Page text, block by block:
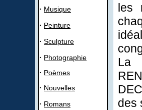
· Musique
· Peinture
· Sculpture
· Photographie
· Poèmes
· Nouvelles
· Romans
les
La
des